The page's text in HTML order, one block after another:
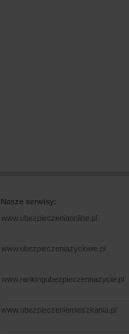
Nasze serwisy:
www.ubezpieczeniaonline.pl
www.ubezpieczeniazyciowe.pl
www.rankingubezpieczennazycie.pl
www.ubezpieczeniemieszkania.pl